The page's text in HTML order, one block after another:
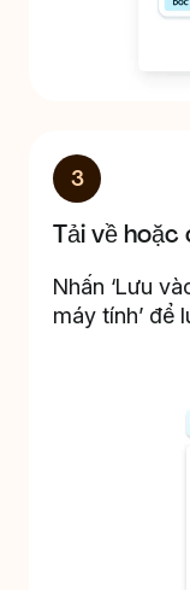
3
Tải về hoặc
Nhấn ‘Lưu
máy tính’ để